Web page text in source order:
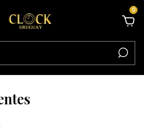
0